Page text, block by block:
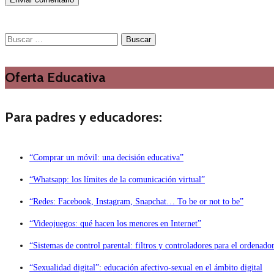
Buscar:
Oferta Educativa
Para padres y educadores:
“Comprar un móvil: una decisión educativa”
“Whatsapp: los límites de la comunicación virtual”
“Redes: Facebook, Instagram, Snapchat… To be or not to be”
“Videojuegos: qué hacen los menores en Internet”
“Sistemas de control parental: filtros y controladores para el
“Sexualidad digital”: educación afectivo-sexual en el ámbito digital